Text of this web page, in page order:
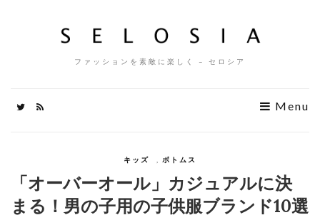
ファッションを素敵に楽しく – セロシア
Menu
キッズ ボトムス
「オーバーオール」カジュアルに決
まる！男の子用の子供服ブランド10選